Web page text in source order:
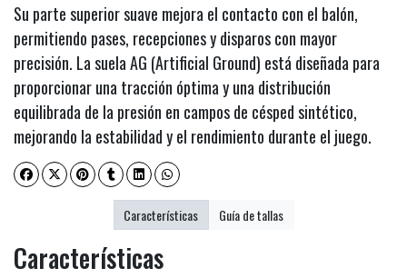
Su parte superior suave mejora el contacto con el balón,
permitiendo pases, recepciones y disparos con mayor
precisión. La suela AG (Artificial Ground) está diseñada para
proporcionar una tracción óptima y una distribución
equilibrada de la presión en campos de césped sintético,
mejorando la estabilidad y el rendimiento durante el juego.
Características
Características Guía de tallas